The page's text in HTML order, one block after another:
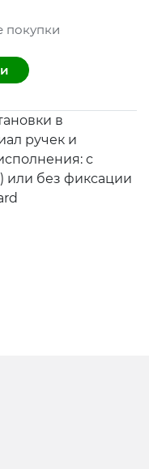
покупки
в
ручек и
с
или без фиксации